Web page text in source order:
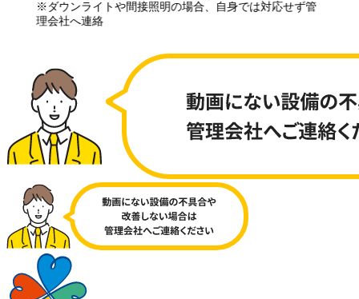
※ダウンライトや間接照明の場合、自身では対応せず管
理会社へ連絡